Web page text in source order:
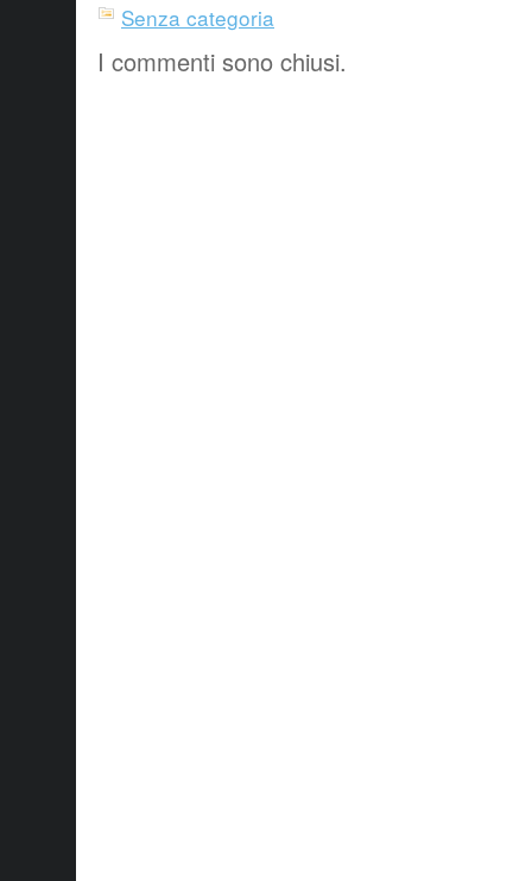
Senza categoria
I commenti sono chiusi.